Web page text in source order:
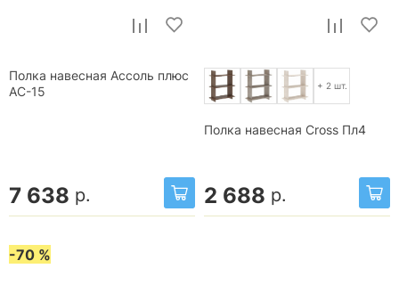
Полка навесная Ассоль плюс
АС-15
7 638 р.
+ 2 шт.
Полка навесная Cross Пл4
2 688 р.
-70 %